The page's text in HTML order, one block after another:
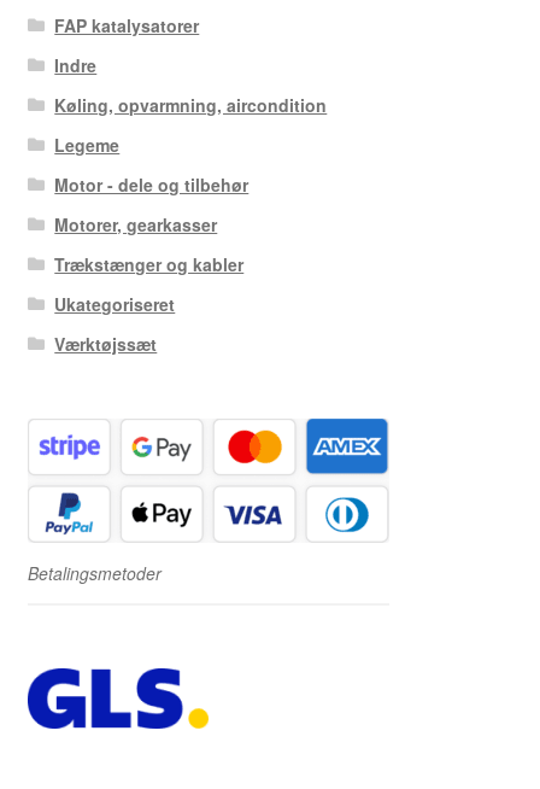
FAP katalysatorer
Indre
Køling, opvarmning, aircondition
Legeme
Motor - dele og tilbehør
Motorer, gearkasser
Trækstænger og kabler
Ukategoriseret
Værktøjssæt
Betalingsmetoder